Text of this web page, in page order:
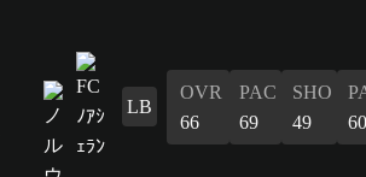
LB
OVR
66
PAC
69
SHO
49
60